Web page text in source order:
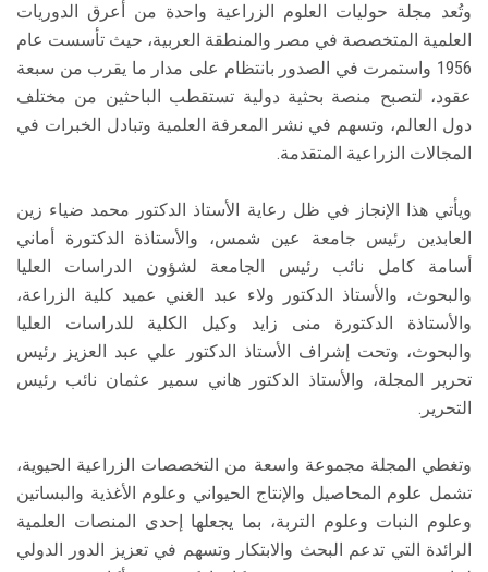
وتُعد مجلة حوليات العلوم الزراعية واحدة من أعرق الدوريات
العلمية المتخصصة في مصر والمنطقة العربية، حيث تأسست عام
1956 واستمرت في الصدور بانتظام على مدار ما يقرب من سبعة
عقود، لتصبح منصة بحثية دولية تستقطب الباحثين من مختلف
دول العالم، وتسهم في نشر المعرفة العلمية وتبادل الخبرات في
المجالات الزراعية المتقدمة.
ويأتي هذا الإنجاز في ظل رعاية الأستاذ الدكتور محمد ضياء زين
العابدين رئيس جامعة عين شمس، والأستاذة الدكتورة أماني
أسامة كامل نائب رئيس الجامعة لشؤون الدراسات العليا
والبحوث، والأستاذ الدكتور ولاء عبد الغني عميد كلية الزراعة،
والأستاذة الدكتورة منى زايد وكيل الكلية للدراسات العليا
والبحوث، وتحت إشراف الأستاذ الدكتور علي عبد العزيز رئيس
تحرير المجلة، والأستاذ الدكتور هاني سمير عثمان نائب رئيس
التحرير.
وتغطي المجلة مجموعة واسعة من التخصصات الزراعية الحيوية،
تشمل علوم المحاصيل والإنتاج الحيواني وعلوم الأغذية والبساتين
وعلوم النبات وعلوم التربة، بما يجعلها إحدى المنصات العلمية
الرائدة التي تدعم البحث والابتكار وتسهم في تعزيز الدور الدولي